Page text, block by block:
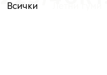
Всички